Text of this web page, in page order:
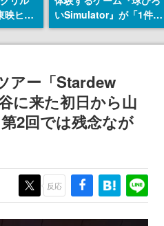
映ヒス
レクシ
り発
いSimulator』が「1件」
のウィッシュリストをも
とにチェコ語に対応し
ダム・カム』開発元やチ
ェコのプロ野球選手から
称賛の声
アー「Stardew
に来た初日から山
2回では残念なが
反応